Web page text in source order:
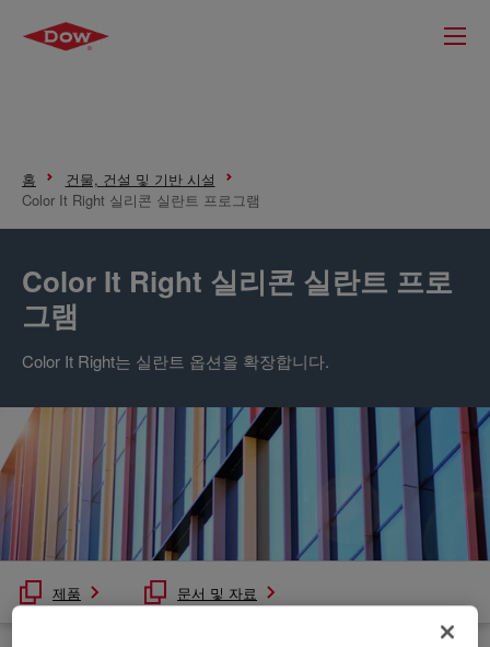
홈
건물, 건설 및 기반 시설
Color It Right 실리콘 실란트 프로그램
Color It Right 실리콘 실란트 프로
그램
Color It Right는 실란트 옵션을 확장합니다.
제품 문서 및 자료